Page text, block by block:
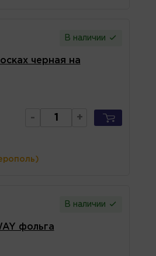
В наличии
черная на
- +
В наличии
фольга